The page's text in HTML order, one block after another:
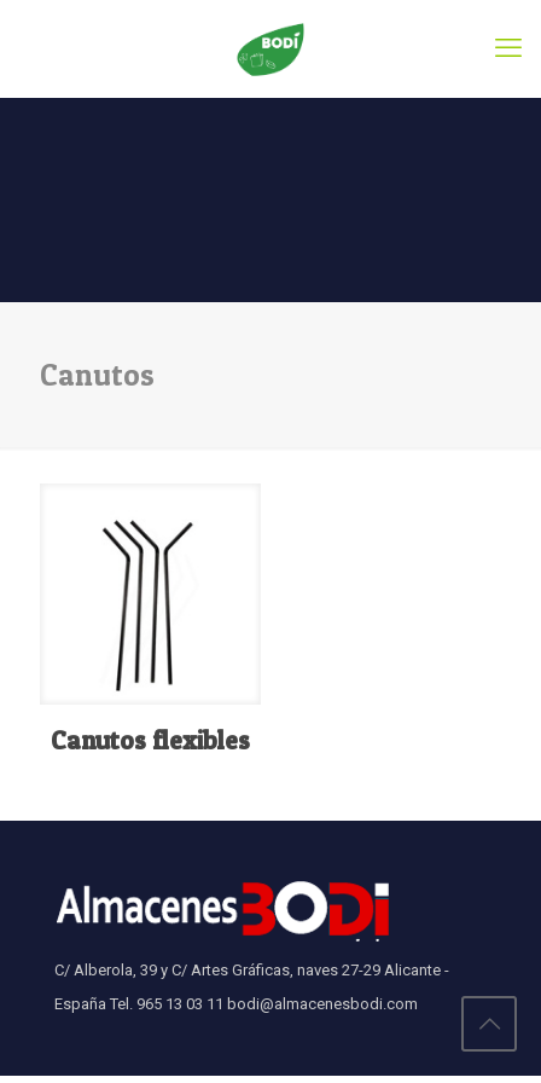
Canutos
Canutos flexibles
C/ Alberola, 39 y C/ Artes Gráficas, naves 27-29 Alicante -
España Tel. 965 13 03 11 bodi@almacenesbodi.com